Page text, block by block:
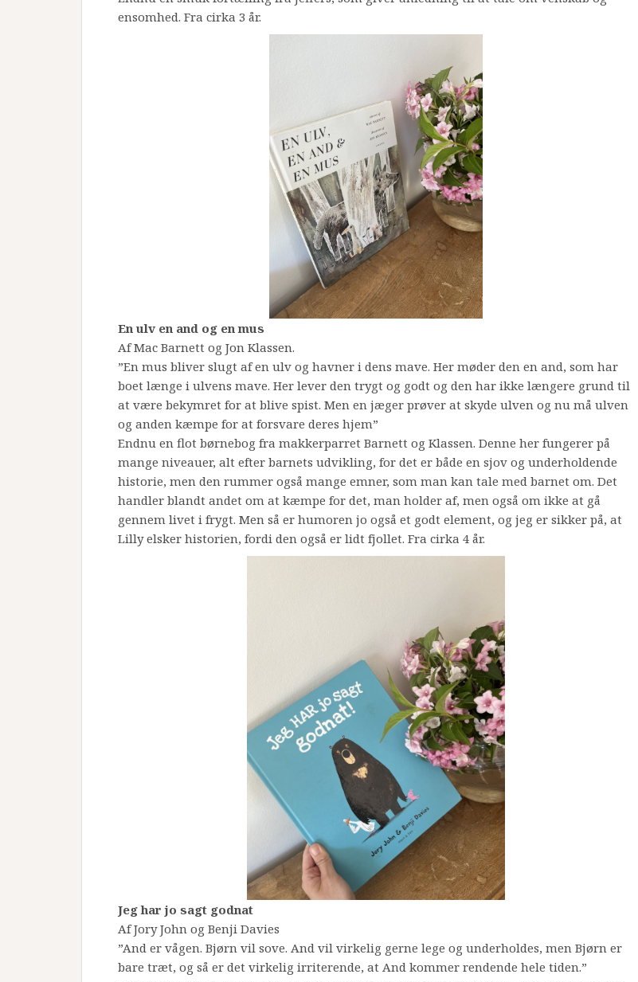
ensomhed. Fra cirka 3 år.
En ulv en and og en mus
Af Mac Barnett og Jon Klassen.
”En mus bliver slugt af en ulv og havner i dens mave. Her møder den en and, som har
boet længe i ulvens mave. Her lever den trygt og godt og den har ikke længere grund til
at være bekymret for at blive spist. Men en jæger prøver at skyde ulven og nu må ulven
og anden kæmpe for at forsvare deres hjem”
Endnu en flot børnebog fra makkerparret Barnett og Klassen. Denne her fungerer på
mange niveauer, alt efter barnets udvikling, for det er både en sjov og underholdende
historie, men den rummer også mange emner, som man kan tale med barnet om. Det
handler blandt andet om at kæmpe for det, man holder af, men også om ikke at gå
gennem livet i frygt. Men så er humoren jo også et godt element, og jeg er sikker på, at
Lilly elsker historien, fordi den også er lidt fjollet. Fra cirka 4 år.
Jeg har jo sagt godnat
Af Jory John og Benji Davies
”And er vågen. Bjørn vil sove. And vil virkelig gerne lege og underholdes, men Bjørn er
bare træt, og så er det virkelig irriterende, at And kommer rendende hele tiden.”